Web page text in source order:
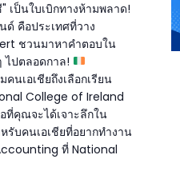
เป็นใบเบิกทางห้ามพลาด!
ด์ คือประเทศที่วาง
ชวนมาหาคำตอบใน
ไปตลอดกาล!
นเอเชียถึงเลือกเรียน
College of Ireland
ที่คุณจะได้เจาะลึกใน
บคนเอเชียที่อยากทำงาน
ที่ National